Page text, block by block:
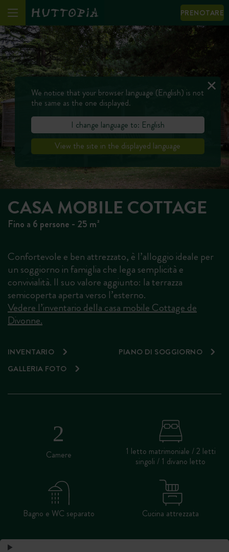
PRENOTARE
CASA MOBILE COTTAGE
Fino a 6 persone - 25 m²
Confortevole e ben attrezzato, è l’alloggio ideale per
un soggiorno in famiglia che lega semplicità e
convivialità. Il suo valore aggiunto: la terrazza
semicoperta aperta verso l’esterno.
Vedere l’inventario della casa mobile Cottage de
Divonne.
INVENTARIO
PIANO DI SOGGIORNO
GALLERIA FOTO
Camere
1 letto matrimoniale / 2 letti
singoli / 1 divano letto
Bagno e WC separato Cucina attrezzata
We notice that your browser language (English) is not
the same as the one displayed.
I change language to: English
View the site in the displayed language